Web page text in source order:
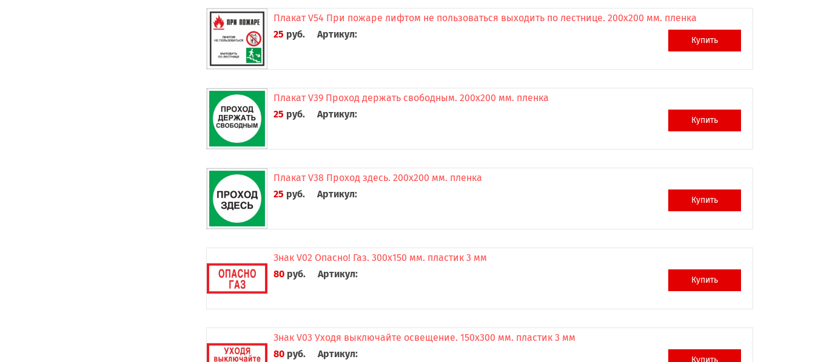
Плакат V54 При пожаре лифтом не пользоваться выходить по лестнице. 200x200 мм. пленка
25 руб. Артикул: Купить
Плакат V39 Проход держать свободным. 200x200 мм. пленка
25 руб. Артикул: Купить
Плакат V38 Проход здесь. 200x200 мм. пленка
25 руб. Артикул: Купить
Знак V02 Опасно! Газ. 300x150 мм. пластик 3 мм
80 руб. Артикул: Купить
Знак V03 Уходя выключайте освещение. 150x300 мм. пластик 3 мм
80 руб. Артикул: Купить